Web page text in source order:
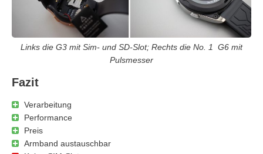
Links die G3 mit Sim- und SD-Slot; Rechts die No. 1 G6 mit
Pulsmesser
Fazit
Verarbeitung
Performance
Preis
Armband austauschbar